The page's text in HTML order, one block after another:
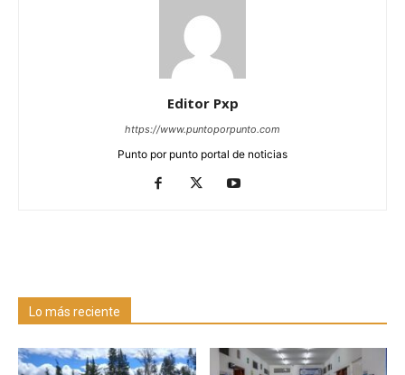
Editor Pxp
https://www.puntoporpunto.com
Punto por punto portal de noticias
Lo más reciente